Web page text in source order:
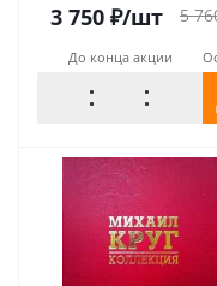
3 750 ₽/шт 5
До конца акции